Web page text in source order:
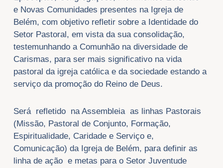
e Novas Comunidades presentes na Igreja de
Belém, com objetivo refletir sobre a Identidade do
Setor Pastoral, em vista da sua consolidação,
testemunhando a Comunhão na diversidade de
Carismas, para ser mais significativo na vida
pastoral da igreja católica e da sociedade estando a
serviço da promoção do Reino de Deus.
Será refletido na Assembleia as linhas Pastorais
(Missão, Pastoral de Conjunto, Formação,
Espiritualidade, Caridade e Serviço e,
Comunicação) da Igreja de Belém, para definir as
linha de ação e metas para o Setor Juventude